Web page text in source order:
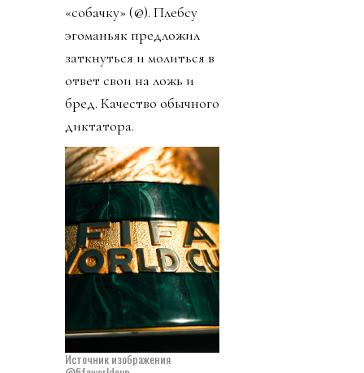
«собачку» (@). Плебсу
эгоманьяк предложил
заткнуться и молиться в
ответ свои на ложь и
бред. Качество обычного
диктатора.
Источник изображения